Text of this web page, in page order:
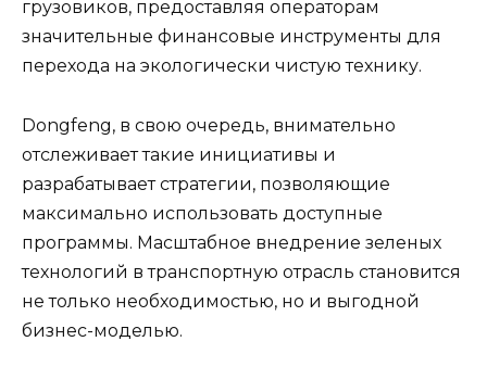
грузовиков, предоставляя операторам
значительные финансовые инструменты для
перехода на экологически чистую технику.
Dongfeng, в свою очередь, внимательно
отслеживает такие инициативы и
разрабатывает стратегии, позволяющие
максимально использовать доступные
программы. Масштабное внедрение зеленых
технологий в транспортную отрасль становится
не только необходимостью, но и выгодной
бизнес-моделью.